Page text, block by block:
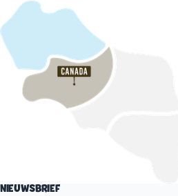
NIEUWSBRIEF